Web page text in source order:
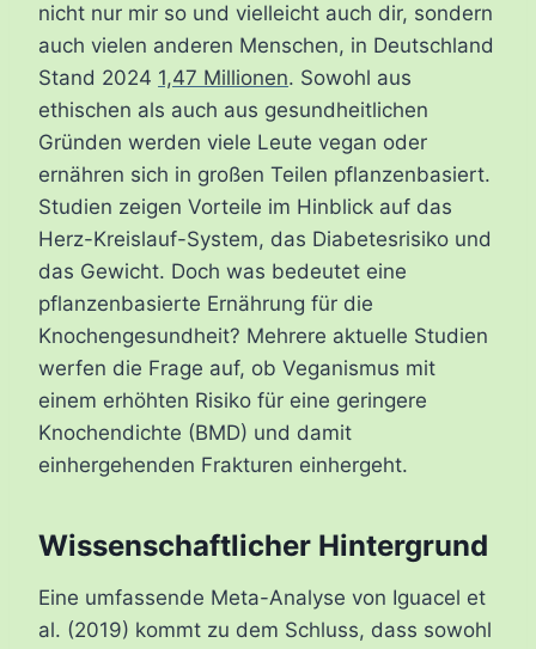
nicht nur mir so und vielleicht auch dir, sondern
auch vielen anderen Menschen, in Deutschland
Stand 2024 1,47 Millionen. Sowohl aus
ethischen als auch aus gesundheitlichen
Gründen werden viele Leute vegan oder
ernähren sich in großen Teilen pflanzenbasiert.
Studien zeigen Vorteile im Hinblick auf das
Herz-Kreislauf-System, das Diabetesrisiko und
das Gewicht. Doch was bedeutet eine
pflanzenbasierte Ernährung für die
Knochengesundheit? Mehrere aktuelle Studien
werfen die Frage auf, ob Veganismus mit
einem erhöhten Risiko für eine geringere
Knochendichte (BMD) und damit
einhergehenden Frakturen einhergeht.
Wissenschaftlicher Hintergrund
Eine umfassende Meta-Analyse von Iguacel et
al. (2019) kommt zu dem Schluss, dass sowohl